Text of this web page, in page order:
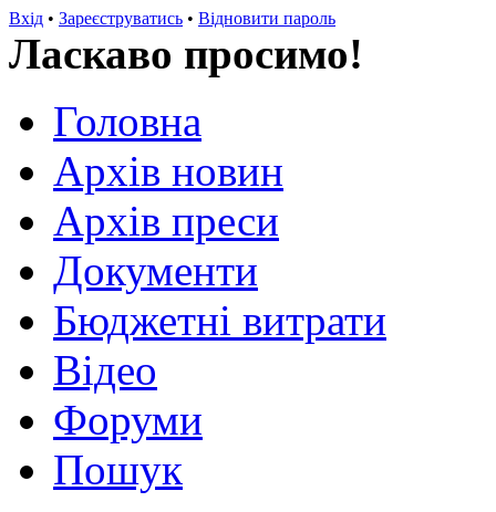
Вхід • Зареєструватись • Відновити пароль
Ласкаво просимо!
Головна
Архів новин
Архів преси
Документи
Бюджетні витрати
Відео
Форуми
Пошук